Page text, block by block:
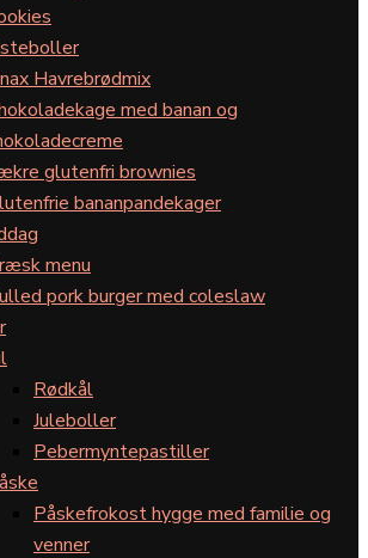
Havrebrødmix
med banan og
glutenfri brownies
bananpandekager
menu
pork burger med coleslaw
Rødkål
Juleboller
Pebermyntepastiller
Påskefrokost hygge med familie og
venner